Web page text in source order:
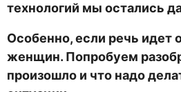
технологий мы остались
Особенно, если речь идет
женщин. Попробуем
произошло и что надо